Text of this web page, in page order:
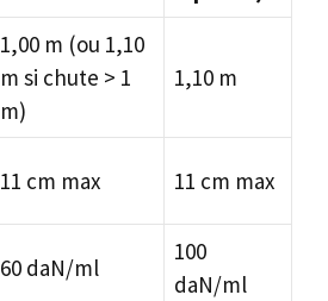
1,00 m (ou 1,10
m si chute > 1
m)
1,10 m
11 cm max 11 cm max
60 daN/ml
100
daN/ml